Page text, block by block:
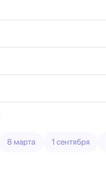
8 марта 1 сентября